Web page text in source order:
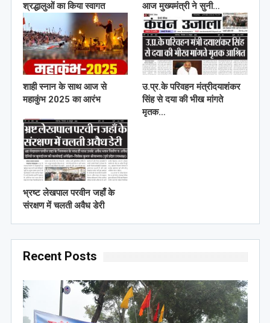
श्रद्धालुओं का किया स्वागत
आज मुख्यमंत्री ने सुनी…
शाही स्नान के साथ आज से
महाकुंभ 2025 का आरंभ
उ.प्र.के परिवहन मंत्रीदयाशंकर
सिंह से दया की भीख मांगते
मृतक…
भ्रष्ट लेखपाल परवीन जहाँ के
संरक्षण में चलती अवैध डेरी
Recent Posts